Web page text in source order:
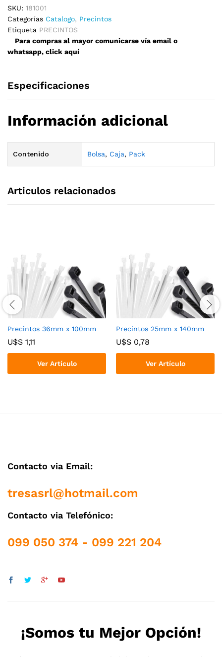
SKU: 181001
Categorías Catalogo, Precintos
Etiqueta PRECINTOS
Para compras al mayor comunicarse vía email o
whatsapp, click aquí
Especificaciones
Información adicional
Contenido Bolsa, Caja, Pack
Articulos relacionados
Precintos 36mm x 100mm
U$S 1,11
Ver Artículo
Precintos 25mm x 140mm
U$S 0,78
Ver Artículo
Contacto via Email:
tresasrl@hotmail.com
Contacto via Telefónico:
099 050 374 - 099 221 204
¡Somos tu Mejor Opción!